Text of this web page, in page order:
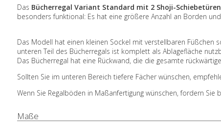
Das Bücherregal Variant Standard mit 2 Shoji-Schiebetüren
besonders funktional: Es hat eine größere Anzahl an Borden
Das Modell hat einen kleinen Sockel mit verstellbaren Füßchen
unteren Teil des Bücherregals ist komplett als Ablagefläche
Das Bücherregal hat eine Rückwand, die die gesamte
Sollten Sie im unteren Bereich tiefere Fächer wünschen,
Wenn Sie Regalböden in Maßanfertigung wünschen, fordern Sie
Maße